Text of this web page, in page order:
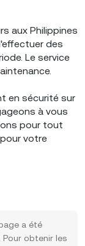
aux Philippines
des
Le service
en sécurité sur
à vous
pour tout
votre
a été
Pour obtenir les